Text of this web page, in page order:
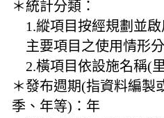
＊統計分類：
1.縱項目按經規劃並
主要項目之使用情形
2.橫項目依設施名稱(
＊發布週期(指資料編製
季、年等)： 年